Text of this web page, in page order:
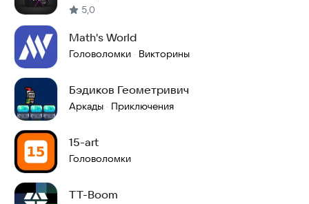
5,0
Math's World
Головоломки · Викторины
Бэдиков Геометривич
Аркады · Приключения
15-art
Головоломки
TT-Boom